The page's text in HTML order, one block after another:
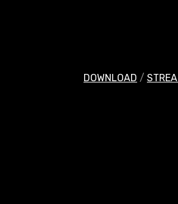
DOWNLOAD /